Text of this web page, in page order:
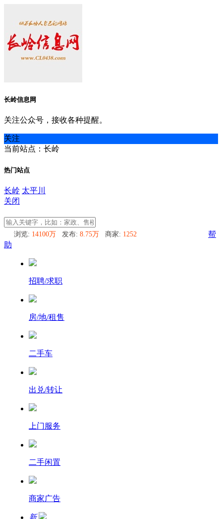
长岭信息网
关注公众号，接收各种提醒。
关注
当前站点：长岭
热门站点
长岭 太平川
关闭
浏览: 14100万 发布: 8.75万 商家: 1252
帮
助
招聘/求职
房/地/租售
二手车
出兑/转让
上门服务
二手闲置
商家广告
新